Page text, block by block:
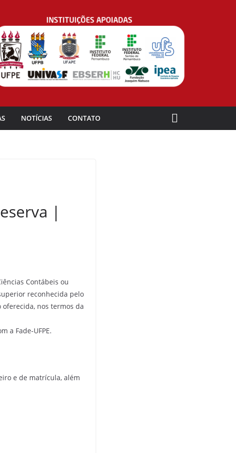
NOTÍCIAS CONTATO
|
Contábeis ou
reconhecida pelo
nos termos da
a Fade-UFPE.
e de matrícula, além